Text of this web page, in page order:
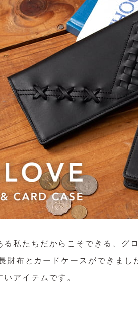
私たちだからこそできる、グ
財布とカードケースができまし
アイテムです。